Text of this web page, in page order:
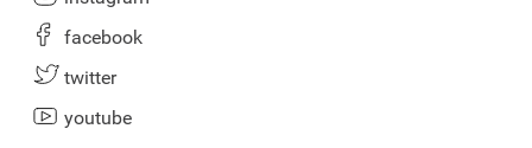
facebook
twitter
youtube